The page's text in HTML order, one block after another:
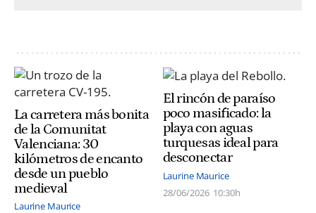
La carretera más bonita
de la Comunitat
Valenciana: 30
kilómetros de encanto
desde un pueblo
medieval
Laurine Maurice
El rincón de paraíso
poco masificado: la
playa con aguas
turquesas ideal para
desconectar
Laurine Maurice
28/06/2026 10:30h